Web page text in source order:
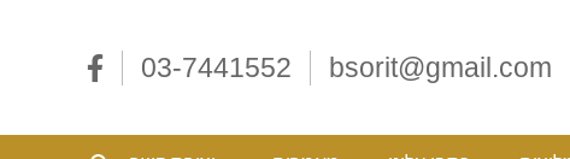
bsorit@gmail.com
03-7441552